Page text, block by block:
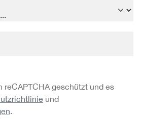
reCAPTCHA geschützt und es
und
.